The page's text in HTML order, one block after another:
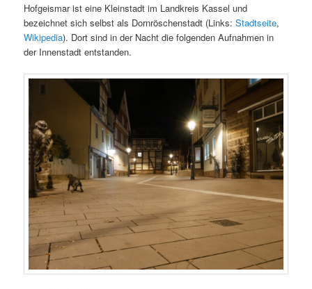
Hofgeismar ist eine Kleinstadt im Landkreis Kassel und
bezeichnet sich selbst als Dornröschenstadt (Links:Stadtseite,
Wikipedia). Dort sind in der Nacht die folgenden Aufnahmen in
der Innenstadt entstanden.